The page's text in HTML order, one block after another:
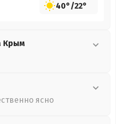
40°/22°
Крым
ясно